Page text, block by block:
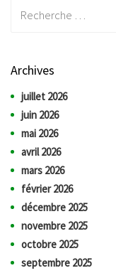
Archives
juillet 2026
juin 2026
mai 2026
avril 2026
mars 2026
février 2026
décembre 2025
novembre 2025
octobre 2025
septembre 2025